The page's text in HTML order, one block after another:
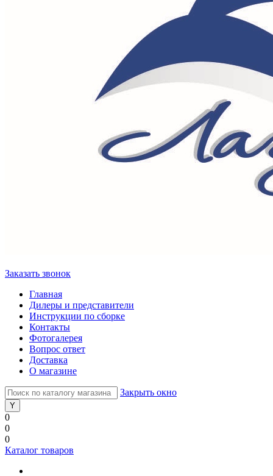
Заказать звонок
Главная
Дилеры и представители
Инструкции по сборке
Контакты
Фотогалерея
Вопрос ответ
Доставка
О магазине
Закрыть окно
0
0
0
Каталог товаров